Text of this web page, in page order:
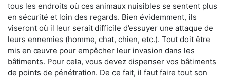
tous les endroits où ces animaux nuisibles se sentent plus
en sécurité et loin des regards. Bien évidemment, ils
viseront où il leur serait difficile d’essuyer une attaque de
leurs ennemies (homme, chat, chien, etc.). Tout doit être
mis en œuvre pour empêcher leur invasion dans les
bâtiments. Pour cela, vous devez dispenser vos bâtiments
de points de pénétration. De ce fait, il faut faire tout son